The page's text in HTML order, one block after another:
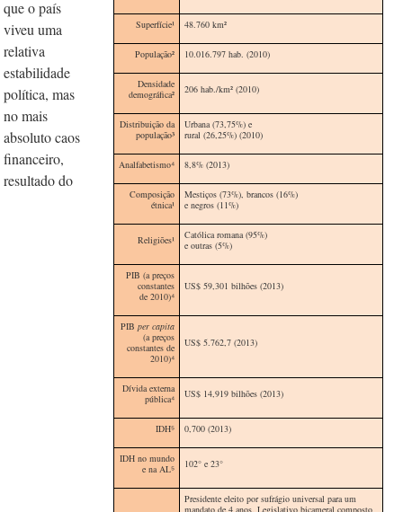
Superfície¹ 48.760 km²
População² 10.016.797 hab. (2010)
Densidade
demográfica²
206 hab./km² (2010)
Distribuição da
população³
Urbana (73,75%) e
rural (26,25%) (2010)
Analfabetismo⁴ 8,8% (2013)
Composição
étnica¹
Mestiços (73%), brancos (16%)
e negros (11%)
Religiões¹
Católica romana (95%)
e outras (5%)
PIB (a preços
constantes
de 2010)⁴
US$ 59,301 bilhões (2013)
PIBper capita
(a preços
constantes de
2010)⁴
US$ 5.762,7 (2013)
Dívida externa
pública⁴ US$ 14,919 bilhões (2013)
IDH⁵ 0,700 (2013)
IDH no mundo
e na AL⁵ 102° e 23°
Presidente eleito por sufrágio universal para um
mandato de 4 anos. Legislativo bicameral composto
que o país
viveu uma
relativa
estabilidade
política, mas
no mais
absoluto caos
financeiro,
resultado do